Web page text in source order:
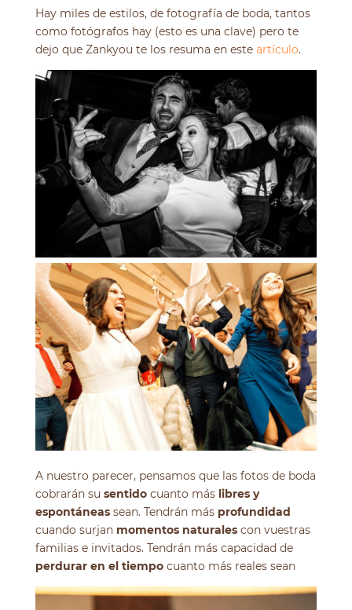
Hay miles de estilos, de fotografía de boda, tantos
como fotógrafos hay (esto es una clave) pero te
dejo que Zankyou te los resuma en este artículo.
A nuestro parecer, pensamos que las fotos de boda
cobrarán su sentidocuanto máslibres y
espontáneassean. Tendrán más profundidad
cuando surjan momentos naturalescon vuestras
familias e invitados. Tendrán más capacidad de
perdurar en el tiempocuanto más reales sean